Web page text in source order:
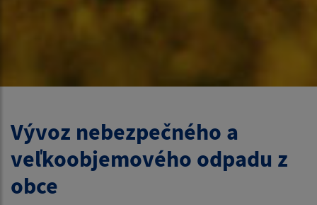
Vývoz nebezpečného a
veľkoobjemového odpadu z
obce